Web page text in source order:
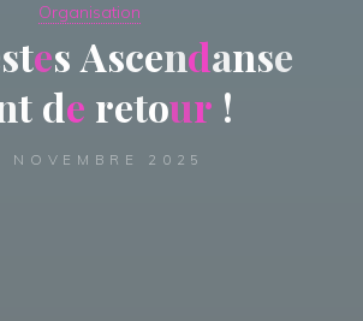
Organisation
stes Ascendanse
t de retour !
NOVEMBRE 2025